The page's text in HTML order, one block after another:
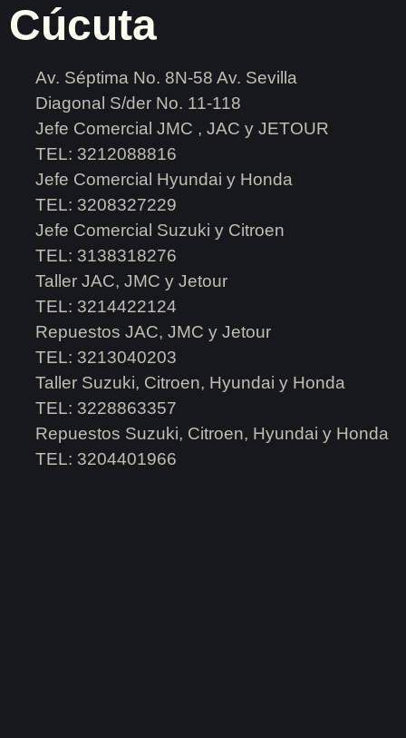
Cúcuta
Av. Séptima No. 8N-58 Av. Sevilla
Diagonal S/der No. 11-118
Jefe Comercial JMC , JAC y JETOUR
TEL: 3212088816
Jefe Comercial Hyundai y Honda
TEL: 3208327229
Jefe Comercial Suzuki y Citroen
TEL: 3138318276
Taller JAC, JMC y Jetour
TEL: 3214422124
Repuestos JAC, JMC y Jetour
TEL: 3213040203
Taller Suzuki, Citroen, Hyundai y Honda
TEL: 3228863357
Repuestos Suzuki, Citroen, Hyundai y Honda
TEL: 3204401966